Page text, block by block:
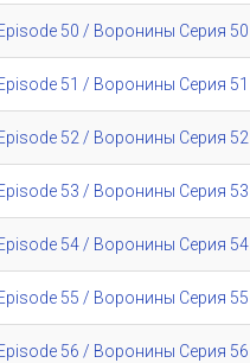
50 / Воронины Серия 50
51 / Воронины Серия 51
52 / Воронины Серия 52
53 / Воронины Серия 53
54 / Воронины Серия 54
55 / Воронины Серия 55
56 / Воронины Серия 56